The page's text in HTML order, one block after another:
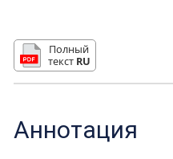
Полный
текст RU
Аннотация